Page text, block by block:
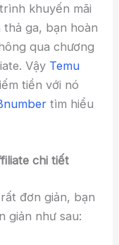
khuyến mãi
thả ga, bạn hoàn
qua chương
Vậy Temu
tiền với nó
tìm hiểu
chi tiết
đơn giản, bạn
giản như sau: